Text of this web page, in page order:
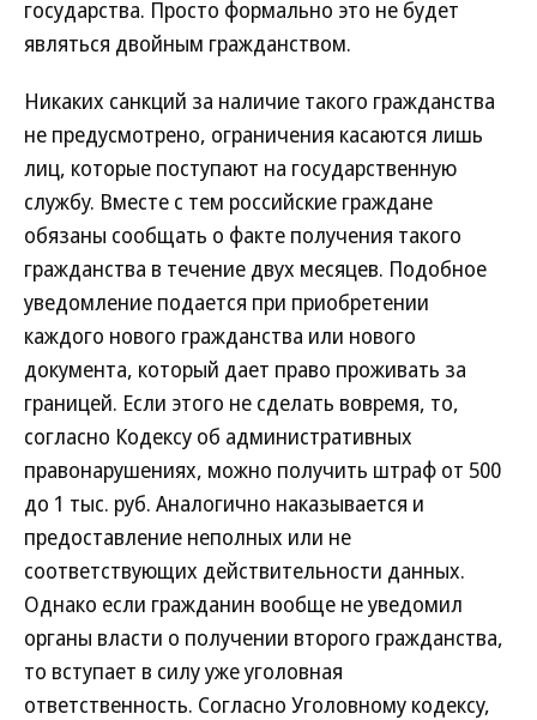
государства. Просто формально это не будет
являться двойным гражданством.
Никаких санкций за наличие такого гражданства
не предусмотрено, ограничения касаются лишь
лиц, которые поступают на государственную
службу. Вместе с тем российские граждане
обязаны сообщать о факте получения такого
гражданства в течение двух месяцев. Подобное
уведомление подается при приобретении
каждого нового гражданства или нового
документа, который дает право проживать за
границей. Если этого не сделать вовремя, то,
согласно Кодексу об административных
правонарушениях, можно получить штраф от 500
до 1 тыс. руб. Аналогично наказывается и
предоставление неполных или не
соответствующих действительности данных.
Однако если гражданин вообще не уведомил
органы власти о получении второго гражданства,
то вступает в силу уже уголовная
ответственность. Согласно Уголовному кодексу,